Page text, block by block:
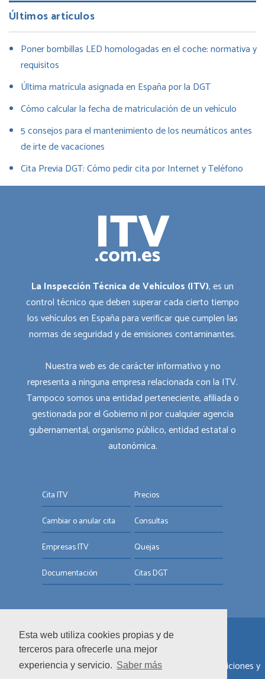
Esta web utiliza cookies propias y de
terceros para ofrecerle una mejor
experiencia y servicio. Saber más
Últimos artículos
Poner bombillas LED homologadas en el coche: normativa y
requisitos
Última matrícula asignada en España por la DGT
Cómo calcular la fecha de matriculación de un vehículo
5 consejos para el mantenimiento de los neumáticos antes
de irte de vacaciones
Cita Previa DGT: Cómo pedir cita por Internet y Teléfono
La Inspección Técnica de Vehículos (ITV), es un
control técnico que deben superar cada cierto tiempo
los vehículos en España para verificar que cumplen las
normas de seguridad y de emisiones contaminantes.
Nuestra web es de carácter informativo y no
representa a ninguna empresa relacionada con la ITV.
Tampoco somos una entidad perteneciente, afiliada o
gestionada por el Gobierno ni por cualquier agencia
gubernamental, organismo público, entidad estatal o
autonómica.
Cita ITV
Cambiar o anular cita
Empresas ITV
Documentación
Precios
Consultas
Quejas
Citas DGT
© ITV.com.es
Sobre nosotros|Informar de un error|Términos y condiciones y